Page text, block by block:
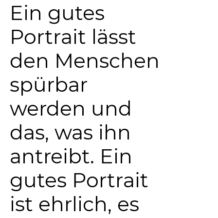
Ein gutes
Portrait lässt
den Menschen
spürbar
werden und
das, was ihn
antreibt. Ein
gutes Portrait
ist ehrlich, es